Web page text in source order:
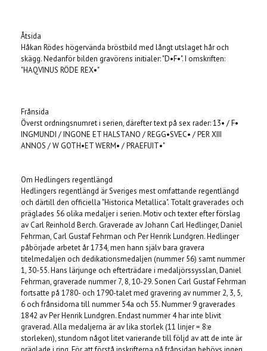
Åtsida
Håkan Rödes högervända bröstbild med långt utslaget hår och
skägg. Nedanför bilden gravörens initialer: "D•F•". I omskriften:
"HAQVINUS RÖDE REX•"
Frånsida
Överst ordningsnumret i serien, därefter text på sex rader: 13• / F•
INGMUNDI / INGONE ET HALSTANO / REGG•SVEC• / PER XIII
ANNOS / W GOTH•ET WERM• / PRAEFUIT•"
Om Hedlingers regentlängd
Hedlingers regentlängd är Sveriges mest omfattande regentlängd
och därtill den officiella "Historica Metallica". Totalt graverades och
präglades 56 olika medaljer i serien. Motiv och texter efter förslag
av Carl Reinhold Berch. Graverade av Johann Carl Hedlinger, Daniel
Fehrman, Carl Gustaf Fehrman och Per Henrik Lundgren. Hedlinger
påbörjade arbetet år 1734, men hann själv bara gravera
titelmedaljen och dedikationsmedaljen (nummer 56) samt nummer
1, 30-55. Hans lärjunge och efterträdare i medaljörssysslan, Daniel
Fehrman, graverade nummer 7, 8, 10-29. Sonen Carl Gustaf Fehrman
fortsatte på 1780- och 1790-talet med gravering av nummer 2, 3, 5,
6 och frånsidorna till nummer 54a och 55. Nummer 9 graverades
1842 av Per Henrik Lundgren. Endast nummer 4 har inte blivit
graverad. Alla medaljerna är av lika storlek (11 linjer = 8:e
storleken), stundom något litet varierande till följd av att de inte är